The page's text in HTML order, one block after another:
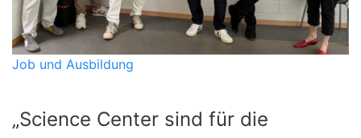
Job und Ausbildung
„Science Center sind für die